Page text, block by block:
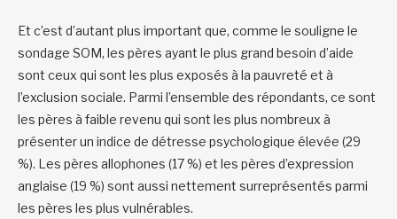
Et c’est d’autant plus important que, comme le souligne le
sondage SOM, les pères ayant le plus grand besoin d’aide
sont ceux qui sont les plus exposés à la pauvreté et à
l’exclusion sociale. Parmi l’ensemble des répondants, ce sont
les pères à faible revenu qui sont les plus nombreux à
présenter un indice de détresse psychologique élevée (29
%). Les pères allophones (17 %) et les pères d’expression
anglaise (19 %) sont aussi nettement surreprésentés parmi
les pères les plus vulnérables.